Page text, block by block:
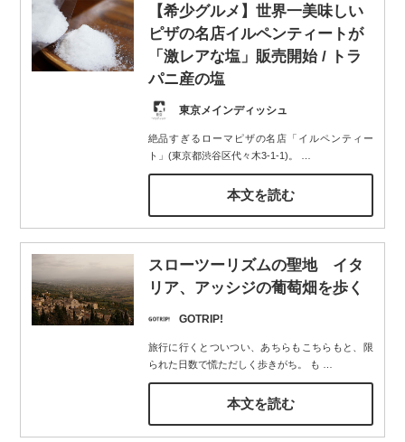
【希少グルメ】世界一美味しい
ピザの名店イルペンティートが
「激レアな塩」販売開始 / トラ
パニ産の塩
東京メインディッシュ
絶品すぎるローマピザの名店「イルペンティー
ト」(東京都渋谷区代々木3-1-1)。
本文を読む
スローツーリズムの聖地 イタ
リア、アッシジの葡萄畑を歩く
GOTRIP!
旅行に行くとついつい、あちらもこちらもと、限
られた日数で慌ただしく歩きがち。 も
本文を読む